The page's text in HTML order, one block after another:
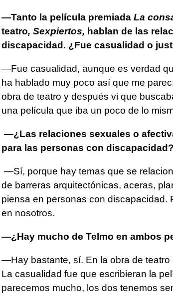
—Tanto la película premiada La
teatro, Sexpiertos, hablan de las
discapacidad. ¿Fue casualidad o
—Fue casualidad, aunque es verdad
ha hablado muy poco así que me
obra de teatro y después vi que
una película que iba un poco de lo
—¿Las relaciones sexuales o
para las personas con discapacidad?
—Sí, porque hay temas que se
de barreras arquitectónicas, aceras,
piensa en personas con discapacidad.
en nosotros.
—¿Hay mucho de Telmo en ambos
—Hay bastante, sí. En la obra de
La casualidad fue que escribieran la
parecemos mucho, los dos tenemos